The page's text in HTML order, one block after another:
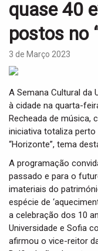
quase 40
postos no
3 de Março 2023
A Semana Cultural da
à cidade na quarta-
Recheada de música,
iniciativa totaliza
“Horizonte”, tema
A programação
passado e para o
imateriais do
espécie de
a celebração dos 10
Universidade e Sofia
afirmou o vice-reitor